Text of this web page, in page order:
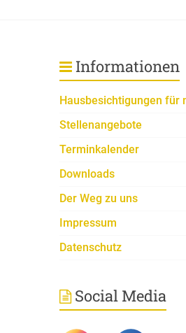
Informationen
Hausbesichtigungen für
Stellenangebote
Terminkalender
Downloads
Der Weg zu uns
Impressum
Datenschutz
Social Media